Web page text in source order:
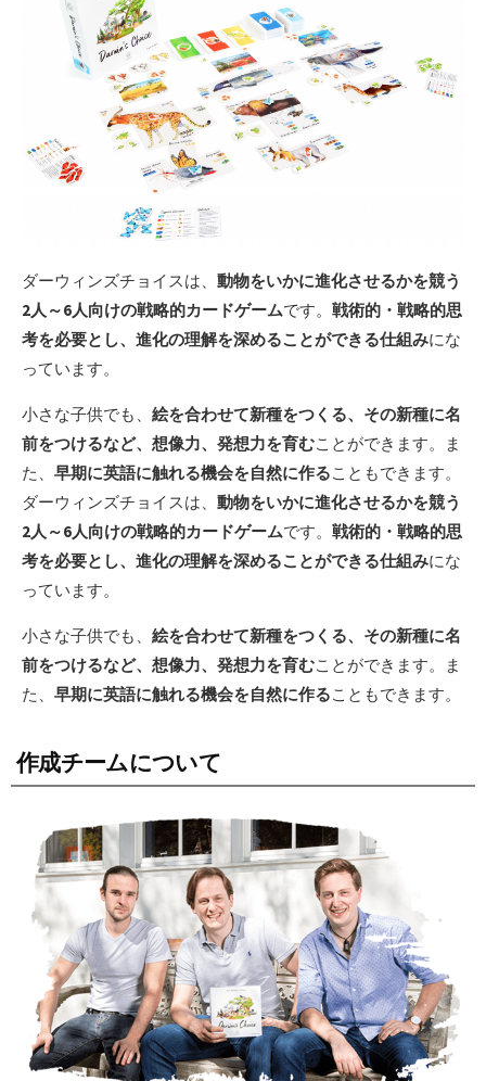
ダーウィンズチョイスは、 動物をいかに進化させるかを競う
2人～6人向けの戦略的カードゲームです。 戦術的・戦略的思
考を必要とし、進化の理解を深めることができる仕組みにな
っています。
小さな子供でも、 絵を合わせて新種をつくる、その新種に名
前をつけるなど、想像力、発想力を育むことができます。ま
た、 早期に英語に触れる機会を自然に作ることもできます。
ダーウィンズチョイスは、 動物をいかに進化させるかを競う
2人～6人向けの戦略的カードゲームです。 戦術的・戦略的思
考を必要とし、進化の理解を深めることができる仕組みにな
っています。
小さな子供でも、 絵を合わせて新種をつくる、その新種に名
前をつけるなど、想像力、発想力を育むことができます。ま
た、 早期に英語に触れる機会を自然に作ることもできます。
作成チームについて